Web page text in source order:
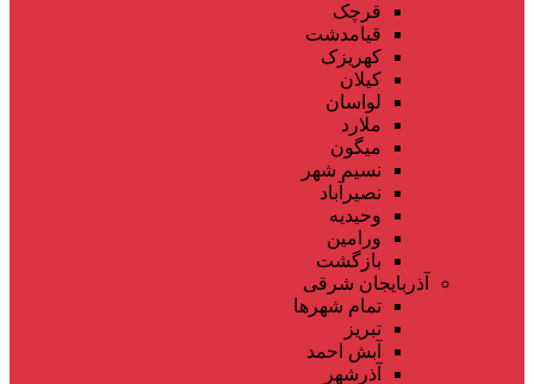
قرچک
قیامدشت
کهریزک
کیلان
لواسان
ملارد
میگون
نسیم شهر
نصیرآباد
وحیدیه
ورامین
بازگشت
آذربایجان شرقی
تمام شهر‌ها
تبریز
آبش احمد
آذرشهر